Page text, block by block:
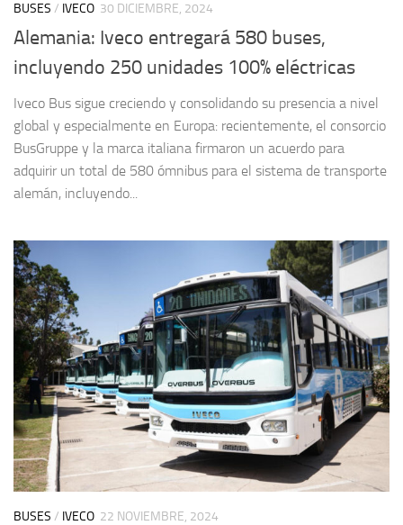
BUSES / IVECO 30 DICIEMBRE, 2024
Alemania: Iveco entregará 580 buses,
incluyendo 250 unidades 100% eléctricas
Iveco Bus sigue creciendo y consolidando su presencia a nivel
global y especialmente en Europa: recientemente, el consorcio
BusGruppe y la marca italiana firmaron un acuerdo para
adquirir un total de 580 ómnibus para el sistema de transporte
alemán, incluyendo...
BUSES / IVECO 22 NOVIEMBRE, 2024